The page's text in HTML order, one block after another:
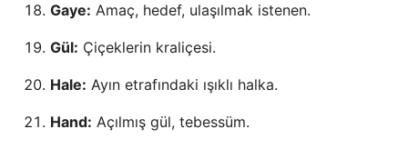
Gaye: Amaç, hedef, ulaşılmak istenen.
Gül: Çiçeklerin kraliçesi.
Hale: Ayın etrafındaki ışıklı halka.
Hand: Açılmış gül, tebessüm.